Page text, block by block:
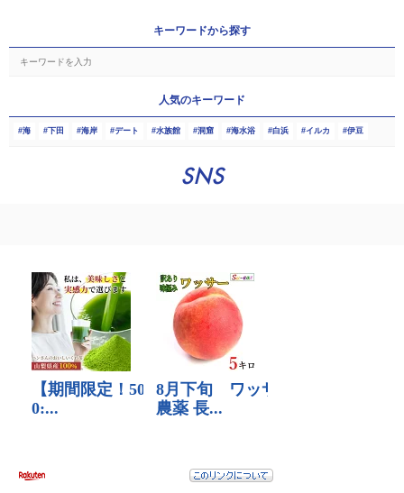
キーワードから探す
人気のキーワード
海 下田 海岸 デート 水族館 洞窟 海水浴 白浜 イルカ 伊豆
SNS